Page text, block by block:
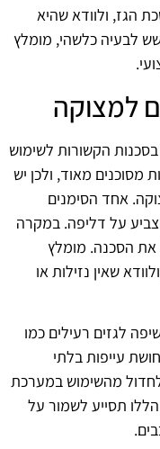
הגז, ולוודא שהיא
לבעיה כלשהי, מומלץ
למצוקה
הקשורות לשימוש
מסוכנים מאוד, ולכן יש
אחד הסימנים
על דליפה. במקרה
את הסכנה. מומלץ
שאין נזילות או
לגזים רעילים כמו
עייפות בלתי
מהשימוש במערכת
תסייע לשמור על